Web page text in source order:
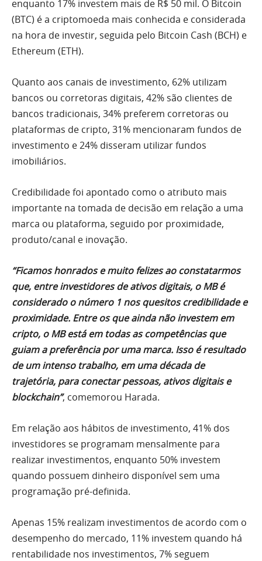
enquanto 17% investem mais de R$ 50 mil. O Bitcoin
(BTC) é a criptomoeda mais conhecida e considerada
na hora de investir, seguida pelo Bitcoin Cash (BCH) e
Ethereum (ETH).
Quanto aos canais de investimento, 62% utilizam
bancos ou corretoras digitais, 42% são clientes de
bancos tradicionais, 34% preferem corretoras ou
plataformas de cripto, 31% mencionaram fundos de
investimento e 24% disseram utilizar fundos
imobiliários.
Credibilidade foi apontado como o atributo mais
importante na tomada de decisão em relação a uma
marca ou plataforma, seguido por proximidade,
produto/canal e inovação.
“Ficamos honrados e muito felizes ao constatarmos
que, entre investidores de ativos digitais, o MB é
considerado o número 1 nos quesitos credibilidade e
proximidade. Entre os que ainda não investem em
cripto, o MB está em todas as competências que
guiam a preferência por uma marca. Isso é resultado
de um intenso trabalho, em uma década de
trajetória, para conectar pessoas, ativos digitais e
blockchain”, comemorou Harada.
Em relação aos hábitos de investimento, 41% dos
investidores se programam mensalmente para
realizar investimentos, enquanto 50% investem
quando possuem dinheiro disponível sem uma
programação pré-definida.
Apenas 15% realizam investimentos de acordo com o
desempenho do mercado, 11% investem quando há
rentabilidade nos investimentos, 7% seguem